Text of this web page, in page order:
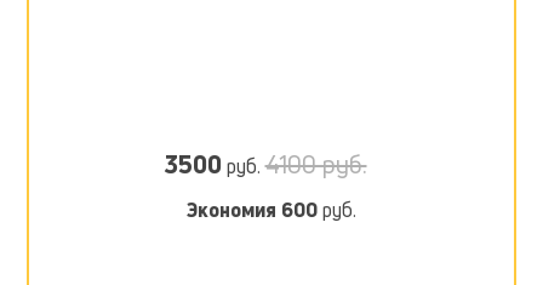
3500 руб.4100 руб.
Экономия 600руб.